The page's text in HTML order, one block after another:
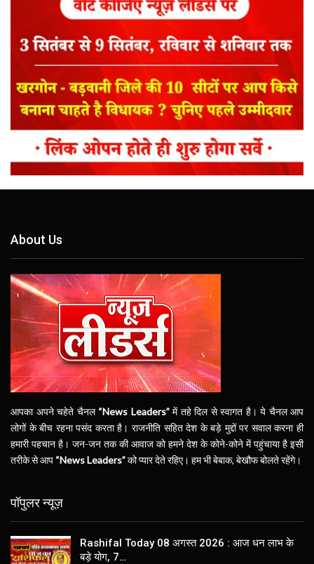
About Us
आपका अपने चहेते चैनल “News Leaders”में तहे दिल से स्वागत है। ये चैनल आप
लोगों के बीच रहना पसंद करता है। राजनीति सहित देश के बड़े मुद्दों पर सवाल करना ही
हमारी पहचान है। जन-जन तक की आवाज को हमने देश के कोने-कोने में पहुंचाया है इसी
तरीके से आप “News Leaders”को प्यार देते रहिए। हम भी बेबाक, बेखौफ बोलते रहेंगे।
पॉपुलर न्यूज़
Rashifal Today 08 अगस्त 2026 : आज धन लाभ के
बड़े योग, 7…